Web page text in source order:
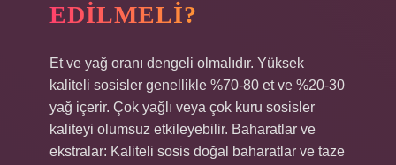
EDILMELI?
Et ve yağ oranı dengeli olmalıdır. Yüksek
kaliteli sosisler genellikle %70-80 et ve %20-30
yağ içerir. Çok yağlı veya çok kuru sosisler
kaliteyi olumsuz etkileyebilir. Baharatlar ve
ekstralar: Kaliteli sosis doğal baharatlar ve taze